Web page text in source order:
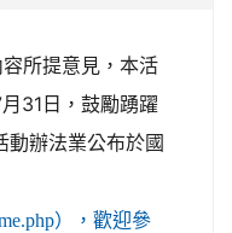
所提意見，本活
31日，鼓勵踴躍
動辦法業公布於國
），歡迎參